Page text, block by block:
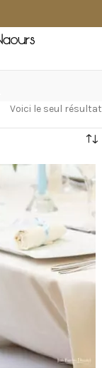
Voici le seul résultat